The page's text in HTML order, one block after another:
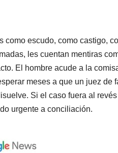
como escudo, como castigo,
les cuentan mentiras
El hombre acude a la
meses a que un juez de
Si el caso fuera al
urgente a conciliación.